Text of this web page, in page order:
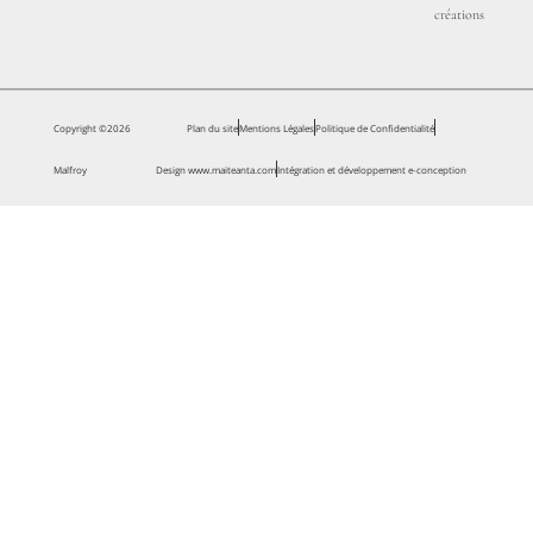
créations
Copyright ©2026
Malfroy
Plan du siteMentions LégalesPolitique de Confidentialité
Design www.maiteanta.comIntégration et développement e-conception